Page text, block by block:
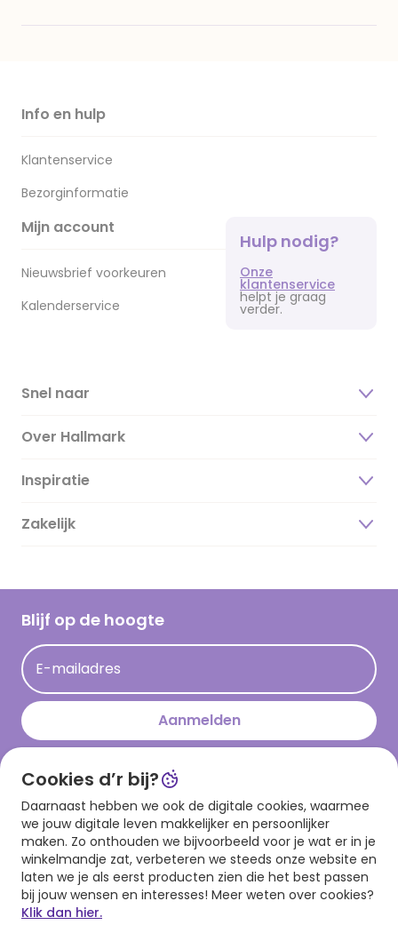
Info en hulp
Klantenservice
Bezorginformatie
Mijn account
Nieuwsbrief voorkeuren
Kalenderservice
Hulp nodig?
Onze
klantenservice
helpt je graag
verder.
Snel naar
Over Hallmark
Over ons
Duurzaamheid
Hallmark Kaartclub
Acties
Persberichten
Hallmark en Kinderpostzegels
Inspiratie
Magazine
Cadeau inspiratie
Kaartinspiratie
Zakelijk
Blijf op de hoogte
E-mailadres
Aanmelden
Download onze app
Cookies d’r bij?
Daarnaast hebben we ook de digitale cookies, waarmee
we jouw digitale leven makkelijker en persoonlijker
maken. Zo onthouden we bijvoorbeeld voor je wat er in je
winkelmandje zat, verbeteren we steeds onze website en
laten we je als eerst producten zien die het best passen
bij jouw wensen en interesses! Meer weten over cookies?
Klik dan hier.